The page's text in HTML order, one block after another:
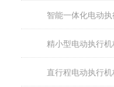
智能一体化电动执
精小型电动执行机
直行程电动执行机